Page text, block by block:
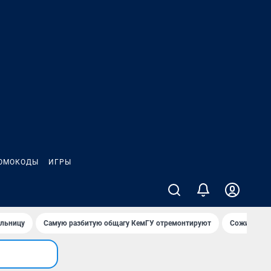
ИГРЫ
Самую разбитую общагу КемГУ отремонтируют